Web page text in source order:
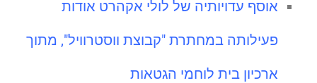
אוסף עדויותיה של לולי אקהרט אודות
פעילותה במחתרת "קבוצת ווסטרוויל", מתוך
ארכיון בית לוחמי הגטאות